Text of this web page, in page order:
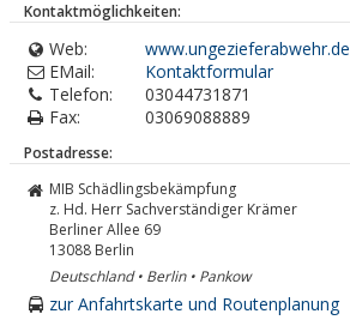
Kontaktmöglichkeiten:
Web:
www.ungezieferabwehr.de
EMail:
Kontaktformular
Telefon:
03044731871
Fax:
03069088889
Postadresse:
MIB Schädlingsbekämpfung
z. Hd. Herr Sachverständiger Krämer
Berliner Allee 69
13088 Berlin
Deutschland • Berlin • Pankow
zur Anfahrtskarte und Routenplanung